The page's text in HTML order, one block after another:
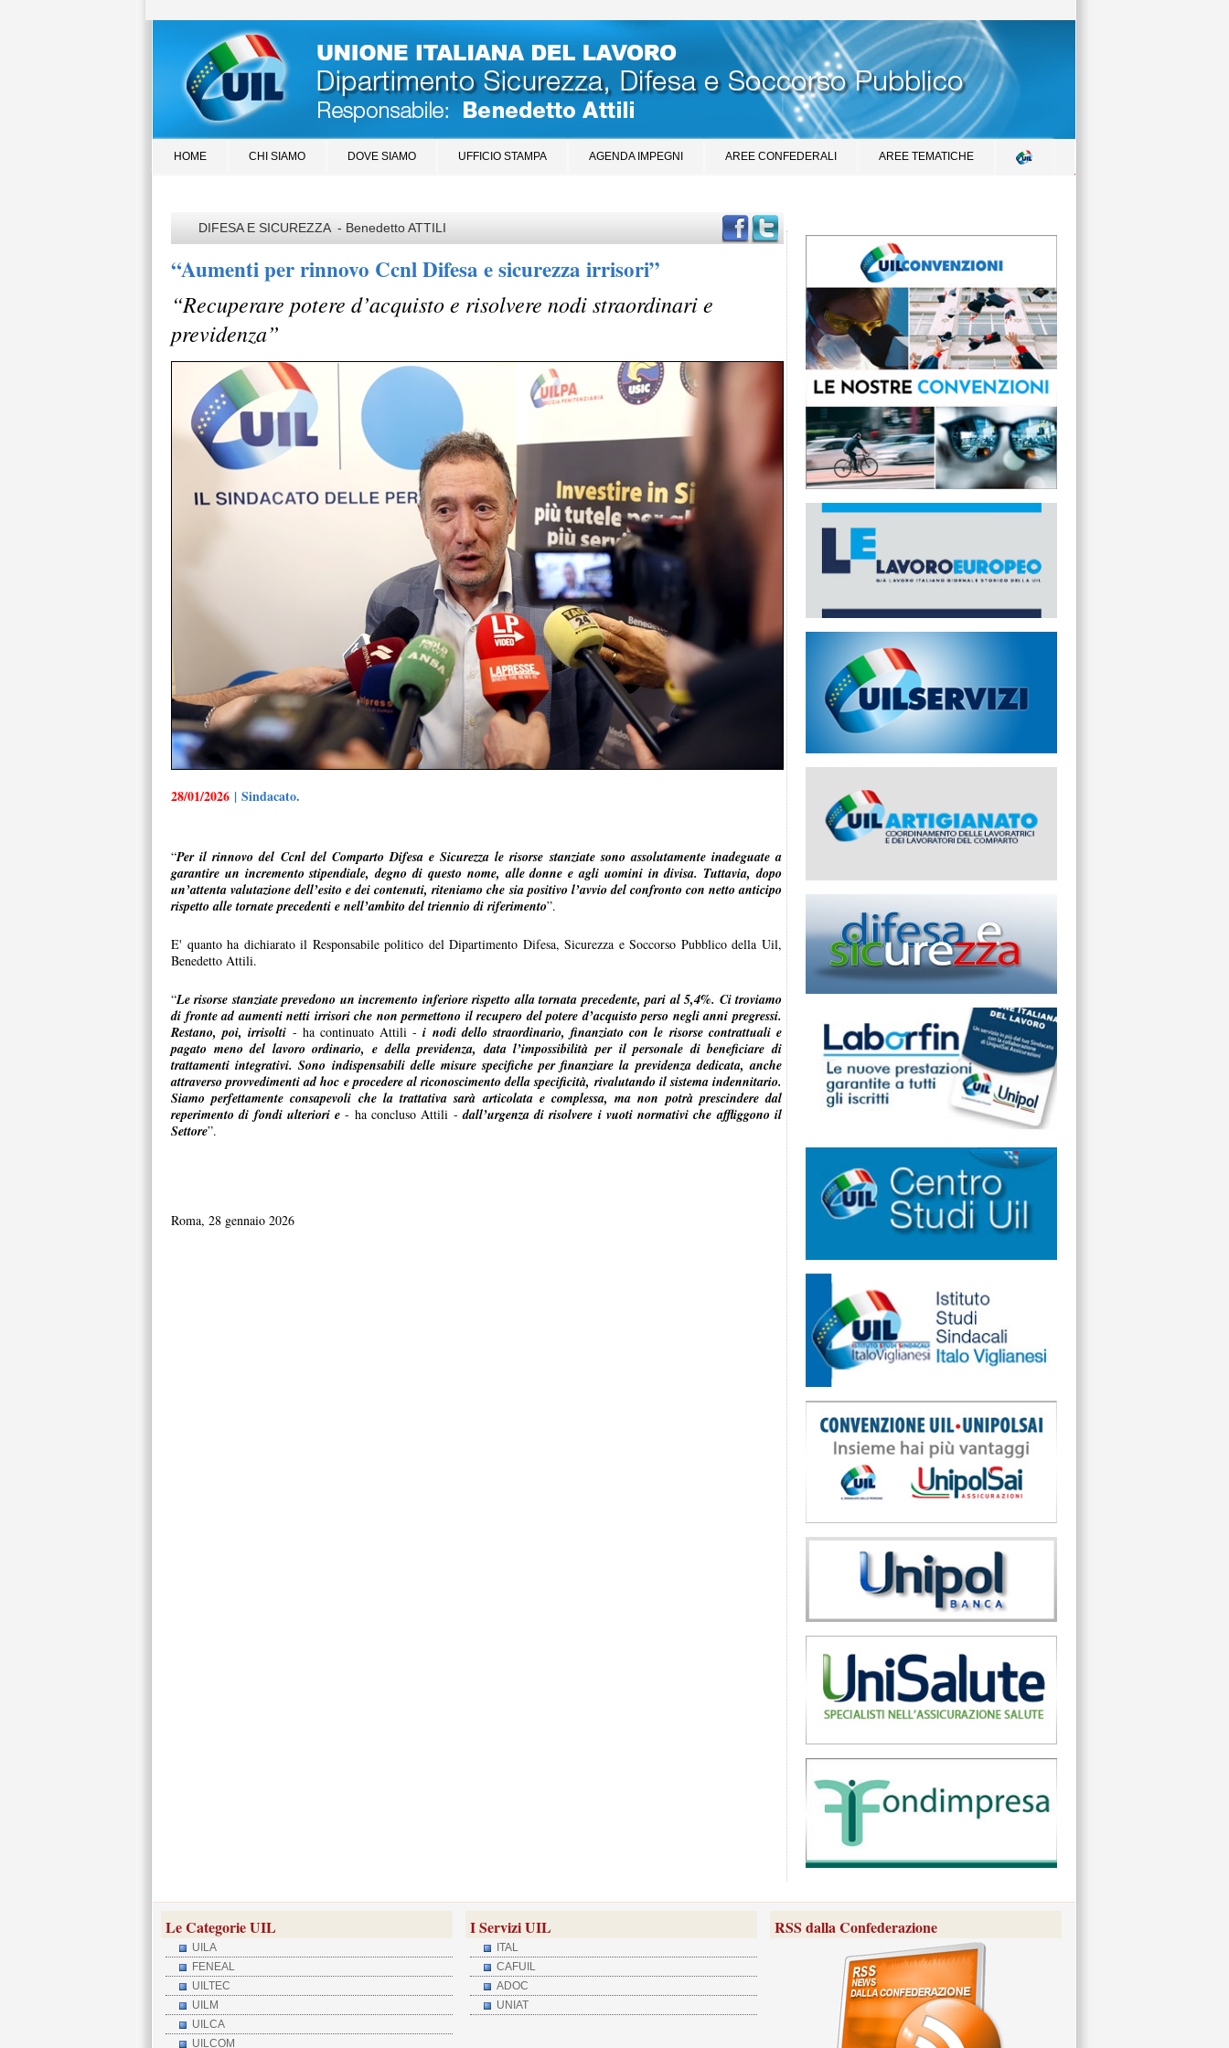
HOME CHI SIAMO DOVE SIAMO UFFICIO STAMPA AGENDA IMPEGNI AREE CONFEDERALI AREE TEMATICHE
DIFESA E SICUREZZA - Benedetto ATTILI
“Aumenti per rinnovo Ccnl Difesa e sicurezza irrisori”
“Recuperare potere d’acquisto e risolvere nodi straordinari e
previdenza”
28/01/2026 | Sindacato.
“Per il rinnovo del Ccnl del Comparto Difesa e Sicurezza le risorse stanziate sono assolutamente inadeguate a
garantire un incremento stipendiale, degno di questo nome, alle donne e agli uomini in divisa. Tuttavia, dopo
un’attenta valutazione dell’esito e dei contenuti, riteniamo che sia positivo l’avvio del confronto con netto anticipo
rispetto alle tornate precedenti e nell’ambito del triennio di riferimento”.
E' quanto ha dichiarato il Responsabile politico del Dipartimento Difesa, Sicurezza e Soccorso Pubblico della Uil,
Benedetto Attili.
“Le risorse stanziate prevedono un incremento inferiore rispetto alla tornata precedente, pari al 5,4%. Ci troviamo
di fronte ad aumenti netti irrisori che non permettono il recupero del potere d’acquisto perso negli anni pregressi.
Restano, poi, irrisolti - ha continuato Attili -i nodi dello straordinario, finanziato con le risorse contrattuali e
pagato meno del lavoro ordinario, e della previdenza, data l’impossibilità per il personale di beneficiare di
trattamenti integrativi. Sono indispensabili delle misure specifiche per finanziare la previdenza dedicata, anche
attraverso provvedimenti ad hoc e procedere al riconoscimento della specificità, rivalutando il sistema indennitario.
Siamo perfettamente consapevoli che la trattativa sarà articolata e complessa, ma non potrà prescindere dal
reperimento di fondi ulteriori e - ha concluso Attili -dall’urgenza di risolvere i vuoti normativi che affliggono il
Settore”.
Roma, 28 gennaio 2026
Le Categorie UIL
UILA
FENEAL
UILTEC
UILM
UILCA
UILCOM
I Servizi UIL
ITAL
CAFUIL
ADOC
UNIAT
RSS dalla Confederazione